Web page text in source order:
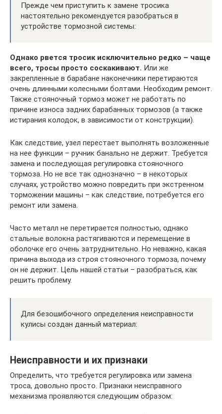
Прежде чем приступить к замене тросика
настоятельно рекомендуется разобраться в
устройстве тормозной системы:
Однако рвется тросик исключительно редко – чаще
всего, тросы просто соскакивают. Или же
закрепленные в барабане наконечники перетираются
очень длинными колесными болтами. Необходим ремонт.
Также стояночный тормоз может не работать по
причине износа задних барабанных тормозов (а также
истирания колодок, в зависимости от конструкции).
Как следствие, узел перестает выполнять возложенные
на нее функции – ручник банально не держит. Требуется
замена и последующая регулировка стояночного
тормоза. Но не все так однозначно – в некоторых
случаях, устройство можно повредить при экстренном
торможении машины – как следствие, потребуется его
ремонт или замена.
Часто металл не перетирается полностью, однако
стальные волокна растягиваются и перемещение в
оболочке его очень затруднительно. Но неважно, какая
причина выхода из строя стояночного тормоза, почему
он не держит. Цель нашей статьи – разобраться, как
решить проблему.
Для безошибочного определения неисправности
кулисы создан данный материал:
Неисправности и их признаки
Определить, что требуется регулировка или замена
троса, довольно просто. Признаки неисправного
механизма проявляются следующим образом: